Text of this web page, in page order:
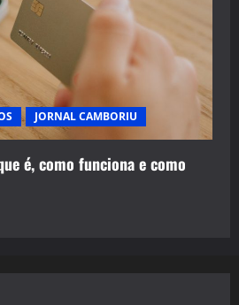
JORNAL CAMBORIU
é, como funciona e como